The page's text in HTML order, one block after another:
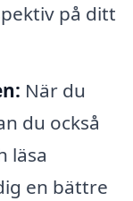
på ditt
När du
du också
läsa
en bättre